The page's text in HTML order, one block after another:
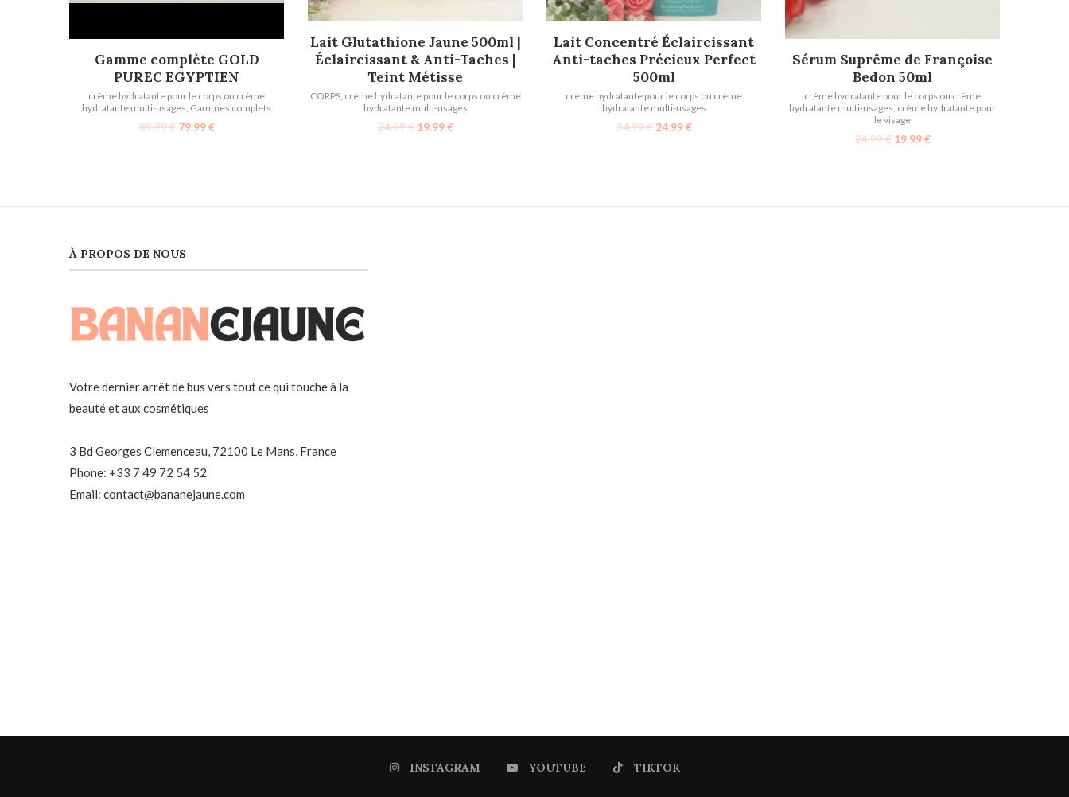
AJOUTER AU PANIER
Gamme complète GOLD
PUREC EGYPTIEN
crème hydratante pour le corps ou crème
hydratante multi-usages, Gammes complets
89.99€ 79.99€
AJOUTER AU PANIER
Lait Glutathione Jaune 500ml |
Éclaircissant & Anti-Taches |
Teint Métisse
CORPS, crème hydratante pour le corps ou crème
hydratante multi-usages
24.99€ 19.99€
AJOUTER AU PANIER
Lait Concentré Éclaircissant
Anti-taches Précieux Perfect
500ml
crème hydratante pour le corps ou crème
hydratante multi-usages
34.99€ 24.99€
LIRE LA SUITE
Sérum Suprême de Françoise
Bedon 50ml
crème hydratante pour le corps ou crème
hydratante multi-usages, crème hydratante pour
le visage
24.99€ 19.99€
À PROPOS DE NOUS
Votre dernier arrêt de bus vers tout ce qui touche à la
beauté et aux cosmétiques
3 Bd Georges Clemenceau, 72100 Le Mans, France
Phone: +33 7 49 72 54 52
Email: contact@bananejaune.com
INSTAGRAM YOUTUBE TIKTOK